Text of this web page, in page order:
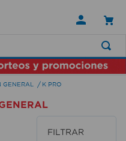
GENERAL K PRO
FILTRAR